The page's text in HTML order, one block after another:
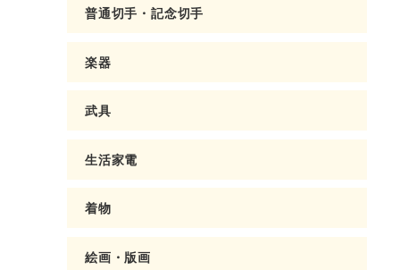
普通切手・記念切手
楽器
武具
生活家電
着物
絵画・版画